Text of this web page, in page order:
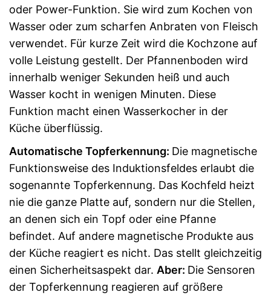
oder Power-Funktion. Sie wird zum Kochen von
Wasser oder zum scharfen Anbraten von Fleisch
verwendet. Für kurze Zeit wird die Kochzone auf
volle Leistung gestellt. Der Pfannenboden wird
innerhalb weniger Sekunden heiß und auch
Wasser kocht in wenigen Minuten. Diese
Funktion macht einen Wasserkocher in der
Küche überflüssig.
Automatische Topferkennung: Die magnetische
Funktionsweise des Induktionsfeldes erlaubt die
sogenannte Topferkennung. Das Kochfeld heizt
nie die ganze Platte auf, sondern nur die Stellen,
an denen sich ein Topf oder eine Pfanne
befindet. Auf andere magnetische Produkte aus
der Küche reagiert es nicht. Das stellt gleichzeitig
einen Sicherheitsaspekt dar. Aber: Die Sensoren
der Topferkennung reagieren auf größere